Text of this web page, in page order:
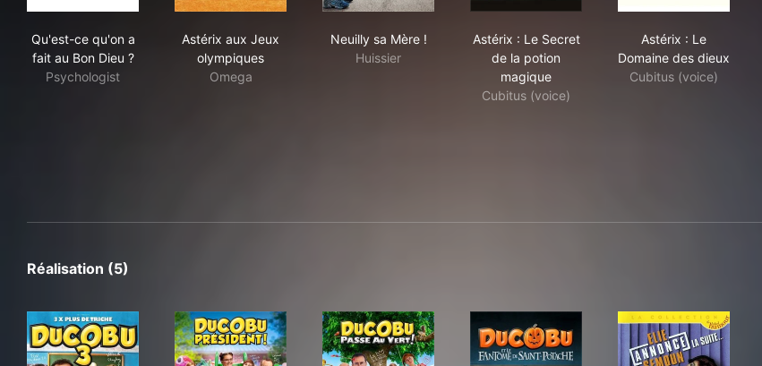
Qu'est-ce qu'on a
fait au Bon Dieu ?
Psychologist
Astérix aux Jeux
olympiques
Omega
Neuilly sa Mère !
Huissier
Astérix : Le Secret
de la potion
magique
Cubitus (voice)
Astérix : Le
Domaine des dieux
Cubitus (voice)
Réalisation (5)